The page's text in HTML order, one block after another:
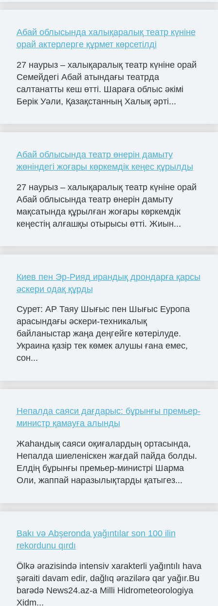
Абай облысында халықаралық театр күніне
орай актерлерге құрмет көрсетілді
27 наурыз – халықаралық театр күніне орай
Семейдегі Абай атындағы театрда
салтанатты кеш өтті. Шараға облыс әкімі
Берік Уәли, Қазақстанның Халық әрті...
Абай облысында театр өнерін дамыту
жөніндегі жоғары көркемдік кеңес құрылды
27 наурыз – халықаралық театр күніне орай
Абай облысында театр өнерін дамыту
мақсатында құрылған жоғары көркемдік
кеңестің алғашқы отырысы өтті. Жиын...
Киев пен Эр-Рияд ирандық дрондарға қарсы
әскери одақ құрды
Сурет: AP Таяу Шығыс пен Шығыс Еуропа
арасындағы әскери-техникалық
байланыстар жаңа деңгейге көтерілуде.
Украина қазір тек көмек алушы ғана емес,
сон...
Непалда саяси дағдарыс: бұрынғы премьер-
министр қамауға алынды
Жаһандық саяси оқиғалардың ортасында,
Непалда шиеленіскен жағдай пайда болды.
Елдің бұрынғы премьер-министрі Шарма
Оли, жаппай наразылықтарды қатыгез...
Bakı və Abşeronda yağıntılar son 100 ilin
rekordunu qırdı
Ölkə ərazisində intensiv xarakterli yağıntılı hava
şəraiti davam edir, dağlıq ərazilərə qar yağır.Bu
barədə News24.az-a Milli Hidrometeorologiya
Xidm...